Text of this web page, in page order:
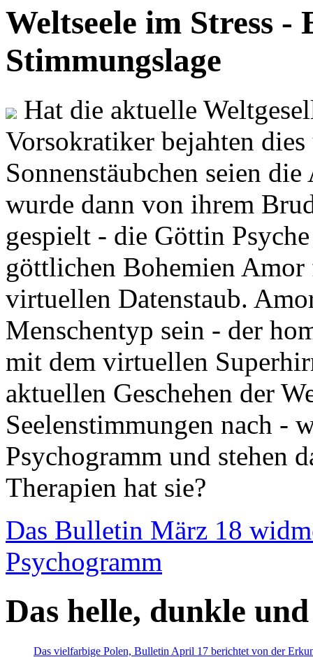
Weltseele im Stress -
Stimmungslage
Hat die aktuelle
Vorsokratiker bejahten
Sonnenstäubchen seien
wurde dann von ihrem
gespielt - die Göttin
göttlichen Bohemien
virtuellen Datenstaub.
Menschentyp sein - der
mit dem virtuellen
aktuellen Geschehen der
Seelenstimmungen nach -
Psychogramm und stehen
Therapien hat sie?
Das Bulletin März 18
Psychogramm
Das helle, dunkle
Das vielfarbige Polen, Bulletin April 17 berichtet von der